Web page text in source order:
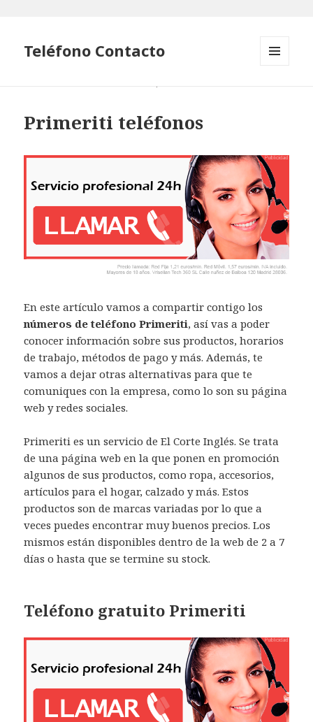
Teléfono Contacto
Primeriti teléfonos
En este artículo vamos a compartir contigo los
números de teléfono Primeriti, así vas a poder
conocer información sobre sus productos, horarios
de trabajo, métodos de pago y más. Además, te
vamos a dejar otras alternativas para que te
comuniques con la empresa, como lo son su página
web y redes sociales.
Primeriti es un servicio de El Corte Inglés. Se trata
de una página web en la que ponen en promoción
algunos de sus productos, como ropa, accesorios,
artículos para el hogar, calzado y más. Estos
productos son de marcas variadas por lo que a
veces puedes encontrar muy buenos precios. Los
mismos están disponibles dentro de la web de 2 a 7
días o hasta que se termine su stock.
Teléfono gratuito Primeriti